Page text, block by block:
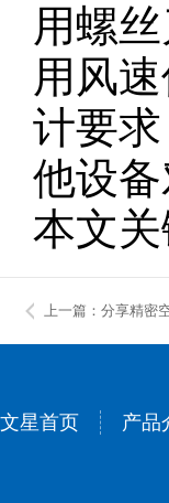
用螺
用风
计要
他设
本文关
上一篇：分享精密
文星首页 产品